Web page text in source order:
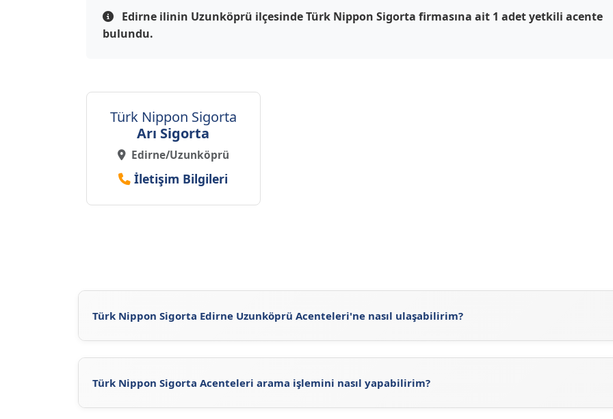
Edirne ilinin Uzunköprü ilçesinde Türk Nippon Sigorta firmasına ait 1 adet yetkili acente
bulundu.
Türk Nippon Sigorta
Arı Sigorta
Edirne/Uzunköprü
İletişim Bilgileri
Türk Nippon Sigorta Edirne Uzunköprü Acenteleri'ne nasıl ulaşabilirim?
ulaşabilirsiniz. Türk Nippon Sigorta'nun
Nippon Sigorta acentelerine ulaşabilirsiniz.
Türk Nippon Sigorta Acenteleri arama işlemini nasıl yapabilirim?